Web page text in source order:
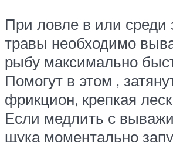
При ловле в или среди
травы необходимо
рыбу максимально
Помогут в этом ,
фрикцион, крепкая
Если медлить с
щука моментально